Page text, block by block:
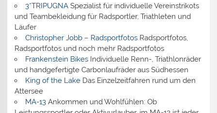
3*TRIPUGNASpezialist für individuelle Vereinstrikots
und Teambekleidung für Radsportler, Triathleten und
Läufer
Christopher Jobb – RadsportfotosRadsportfotos,
Radsportfotos und noch mehr Radsportfotos
Frankenstein BikesIndividuelle Renn-, Triathlonräder
und handgefertigte Carbonlaufräder aus Südhessen
King of the LakeDas Einzelzeitfahren rund um den
Attersee
MA-13Ankommen und Wohlfühlen: Ob